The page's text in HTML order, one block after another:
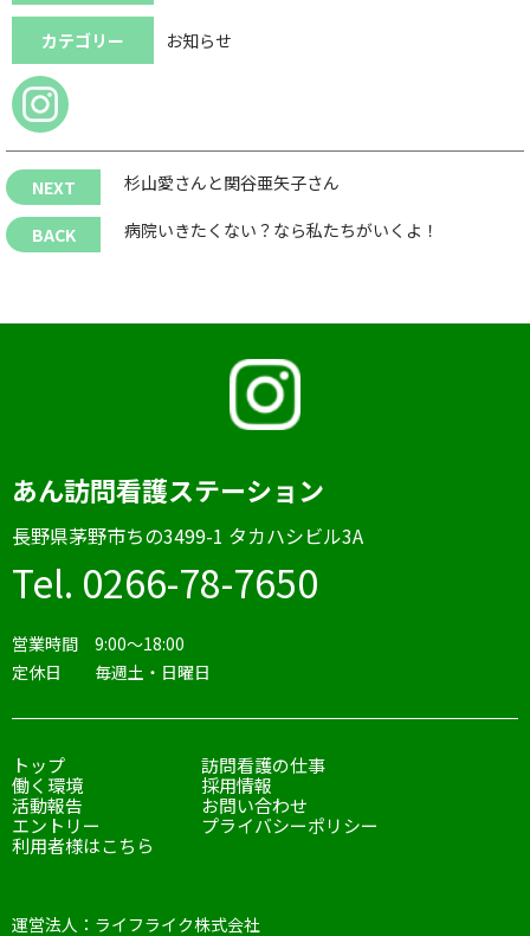
カテゴリー お知らせ
杉山愛さんと関谷亜矢子さん
病院いきたくない？なら私たちがいくよ！
あん訪問看護ステーション
⻑野県茅野市ちの3499-1 タカハシビル3A
Tel. 0266-78-7650
営業時間 9:00〜18:00
定休日 毎週土・日曜日
トップ
訪問看護の仕事
働く環境
採用情報
活動報告
お問い合わせ
エントリー
プライバシーポリシー
利用者様はこちら
運営法人：ライフライク株式会社